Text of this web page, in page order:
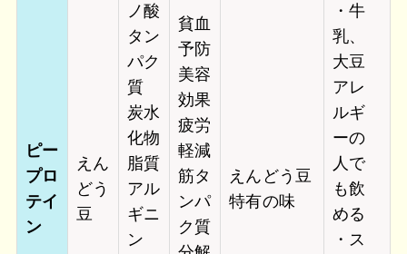
ピー
プロ
テイ
ン
えん
どう
豆
ノ酸
タン
パク
質
炭水
化物
脂質
アル
ギニ
ン
貧血
予防
美容
効果
疲労
軽減
筋タ
ンパ
ク質
えんどう豆
特有の味
・牛
乳、
大豆
アレ
ルギ
ーの
人で
も飲
める
・ス